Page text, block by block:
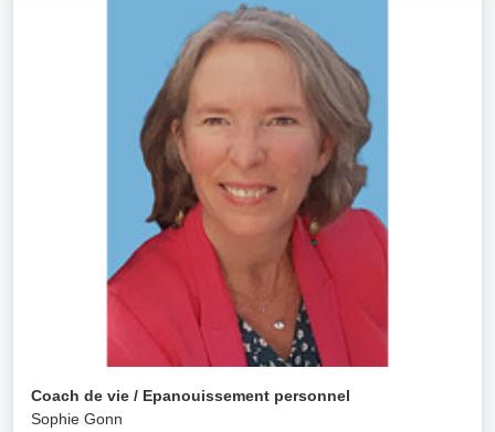
Coach de vie / Epanouissement personnel
Sophie Gonn